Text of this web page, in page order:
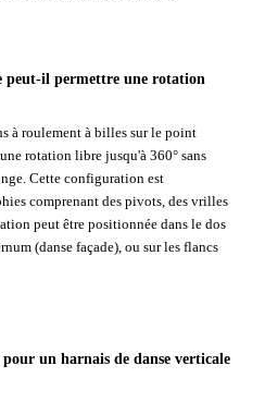
peut-il permettre une rotation
à roulement à billes sur le point
rotation libre jusqu'à 360° sans
Cette configuration est
comprenant des pivots, des vrilles
peut être positionnée dans le dos
(danse façade), ou sur les flancs
un harnais de danse verticale